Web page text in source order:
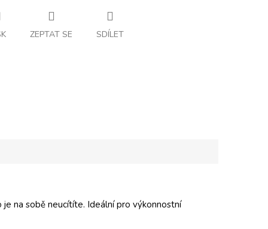
ZEPTAT SE SDÍLET
na sobě neucítíte. Ideální pro výkonnostní